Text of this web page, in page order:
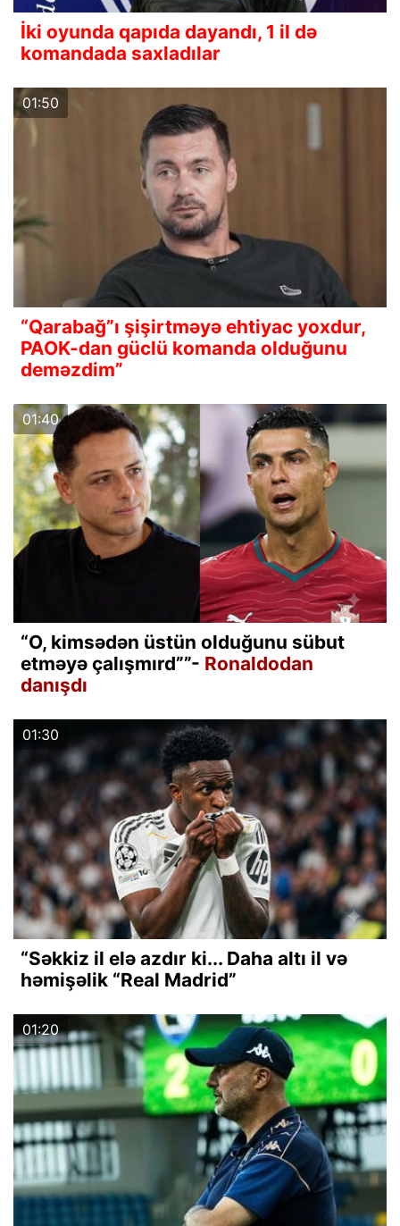
İki oyunda qapıda dayandı, 1 il də
komandada saxladılar
01:50
“Qarabağ”ı şişirtməyə ehtiyac yoxdur,
PAOK-dan güclü komanda olduğunu
deməzdim”
01:40
“O, kimsədən üstün olduğunu sübut
etməyə çalışmırd””- Ronaldodan
danışdı
01:30
“Səkkiz il elə azdır ki... Daha altı il və
həmişəlik “Real Madrid”
01:20